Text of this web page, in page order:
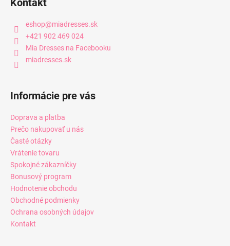
eshop@miadresses.sk
+421 902 469 024
Mia Dresses na Facebooku
miadresses.sk
Informácie pre vás
Doprava a platba
Prečo nakupovať u nás
Časté otázky
Vrátenie tovaru
Spokojné zákazníčky
Bonusový program
Hodnotenie obchodu
Obchodné podmienky
Ochrana osobných údajov
Kontakt